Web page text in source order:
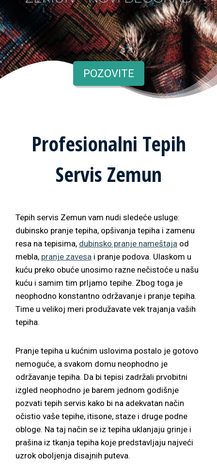
POZOVITE
Profesionalni Tepih
Servis Zemun
Tepih servis Zemun vam nudi sledeće usluge:
dubinsko pranje tepiha, opšivanja tepiha i zamenu
resa na tepisima, dubinsko pranje nameštaja od
mebla, pranje zavesa i pranje podova. Ulaskom u
kuću preko obuće unosimo razne nečistoće u našu
kuću i samim tim prljamo tepihe. Zbog toga je
neophodno konstantno održavanje i pranje tepiha.
Time u velikoj meri produžavate vek trajanja vaših
tepiha.
Pranje tepiha u kućnim uslovima postalo je gotovo
nemoguće, a svakom domu neophodno je
održavanje tepiha. Da bi tepisi zadržali prvobitni
izgled neophodno je barem jednom godišnje
pozvati tepih servis kako bi na adekvatan način
očistio vaše tepihe, itisone, staze i druge podne
obloge. Na taj način se iz tepiha uklanjaju grinje i
prašina iz tkanja tepiha koje predstavljaju najveći
uzrok oboljenja disajnih puteva.